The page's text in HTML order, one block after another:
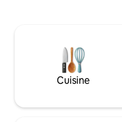
Cuisine